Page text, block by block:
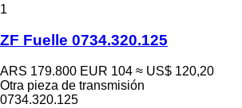
1
ZF Fuelle 0734.320.125
ARS 179.800 EUR 104 ≈ US$ 120,20
Otra pieza de transmisión
0734.320.125